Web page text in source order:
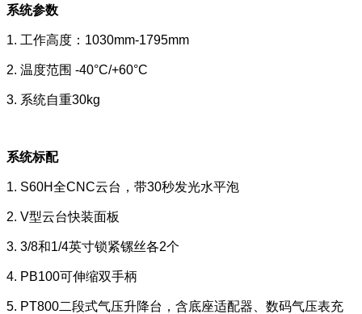
系统参数
1. 工作高度：1030mm-1795mm
2. 温度范围 -40°C/+60°C
3. 系统自重30kg
系统标配
1. S60H全CNC云台，带30秒发光水平泡
2. V型云台快装面板
3. 3/8和1/4英寸锁紧镙丝各2个
4. PB100可伸缩双手柄
5. PT800二段式气压升降台，含底座适配器、数码气压表充